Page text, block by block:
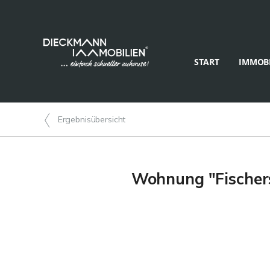
START
Ergebnisübersicht
Wohnung